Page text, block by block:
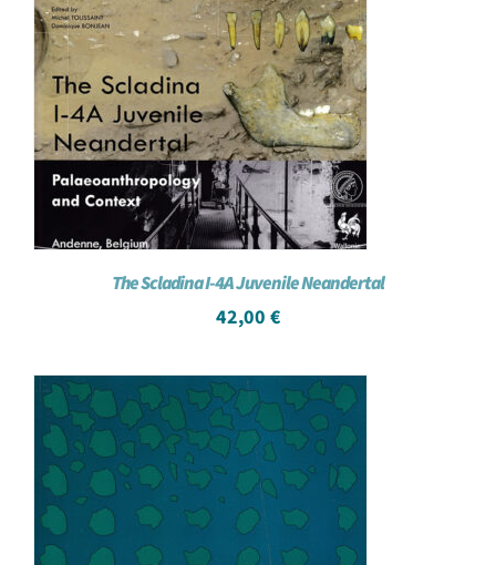
The Scladina I-4A Juvenile Neandertal
42,00 €